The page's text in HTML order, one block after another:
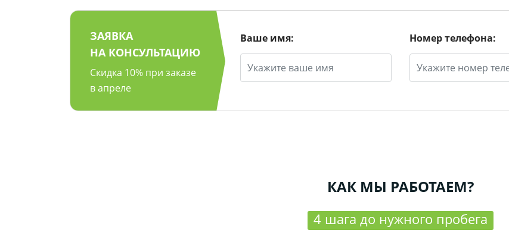
ЗАЯВКА
НА КОНСУЛЬТАЦИЮ
Скидка 10% при заказе
в апреле
Ваше имя: Номер телефона:
КАК МЫ РАБОТАЕМ?
4 шага до нужного пробега